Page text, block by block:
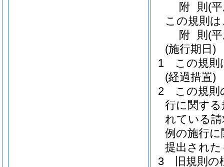
附 則 (
この規則
附 則 (
(施行期日)
1
この規則
(経過措置)
2
この規則
行に関する
れている
例の施行
提出され
3
旧規則